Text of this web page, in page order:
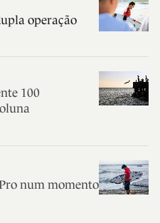
operação
100
num momento